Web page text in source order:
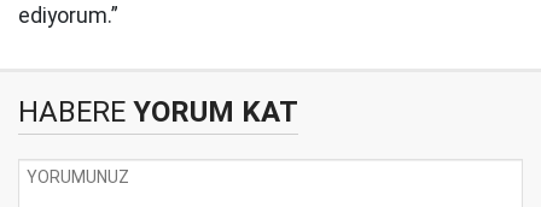
ediyorum.”
HABERE YORUM KAT